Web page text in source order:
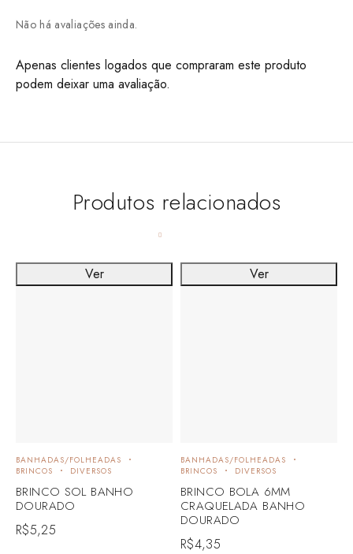
Não há avaliações ainda.
Apenas clientes logados que compraram este produto
podem deixar uma avaliação.
Produtos relacionados
BANHADAS/FOLHEADAS
BRINCOS
DIVERSOS
BRINCO SOL BANHO
DOURADO
R$5,25
Ver
BANHADAS/FOLHEADAS
BRINCOS
DIVERSOS
BRINCO BOLA 6MM
CRAQUELADA BANHO
DOURADO
R$4,35
Ver